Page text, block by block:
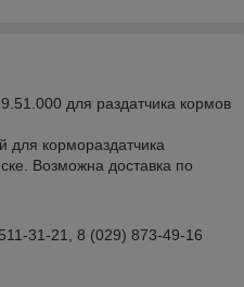
для раздатчика кормов
для кормораздатчика
Возможна доставка по
31-21, 8 (029) 873-49-16